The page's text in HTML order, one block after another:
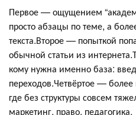
Первое — ощущением
просто абзацы по теме, а
текста.Второе — попыткой
обычной статьи из
кому нужна именно база:
переходов.Четвёртое —
где без структуры совсем
маркетинг, право, педагогика.